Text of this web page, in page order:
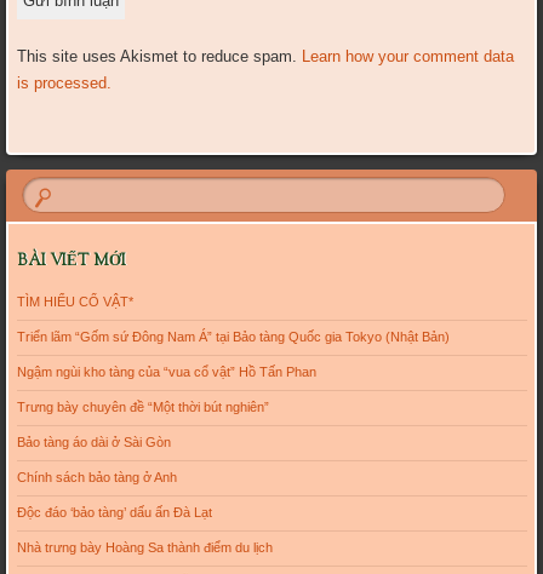
This site uses Akismet to reduce spam. Learn how your comment data
is processed.
BÀI VIẾT MỚI
TÌM HIỂU CỔ VẬT*
Triển lãm “Gốm sứ Đông Nam Á” tại Bảo tàng Quốc gia Tokyo (Nhật Bản)
Ngậm ngùi kho tàng của “vua cổ vật” Hồ Tấn Phan
Trưng bày chuyên đề “Một thời bút nghiên”
Bảo tàng áo dài ở Sài Gòn
Chính sách bảo tàng ở Anh
Độc đáo ‘bảo tàng’ dấu ấn Đà Lạt
Nhà trưng bày Hoàng Sa thành điểm du lịch